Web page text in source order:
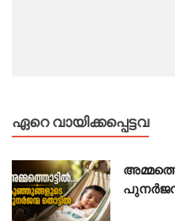
ഏറെ വായിക്കപ്പെട്ടവ